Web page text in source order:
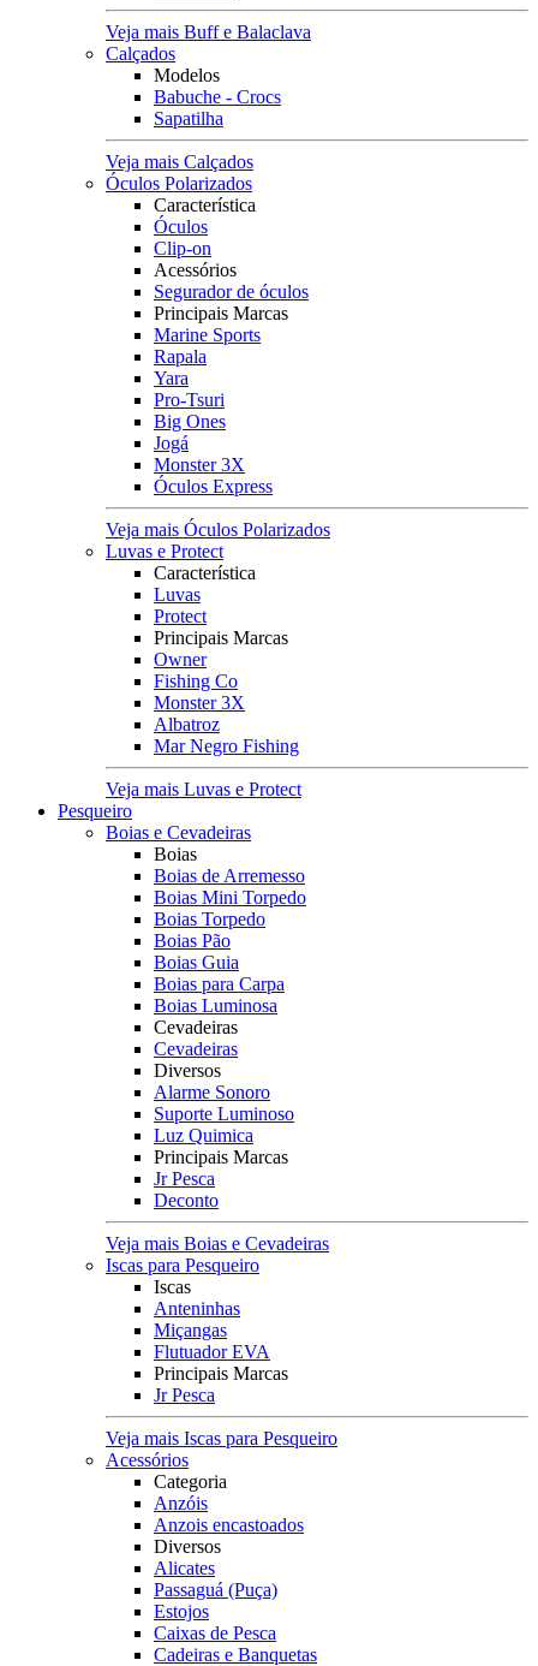
Veja mais Buff e Balaclava
Calçados
Modelos
Babuche - Crocs
Sapatilha
Veja mais Calçados
Óculos Polarizados
Característica
Óculos
Clip-on
Acessórios
Segurador de óculos
Principais Marcas
Marine Sports
Rapala
Yara
Pro-Tsuri
Big Ones
Jogá
Monster 3X
Óculos Express
Veja mais Óculos Polarizados
Luvas e Protect
Característica
Luvas
Protect
Principais Marcas
Owner
Fishing Co
Monster 3X
Albatroz
Mar Negro Fishing
Veja mais Luvas e Protect
Pesqueiro
Boias e Cevadeiras
Boias
Boias de Arremesso
Boias Mini Torpedo
Boias Torpedo
Boias Pão
Boias Guia
Boias para Carpa
Boias Luminosa
Cevadeiras
Cevadeiras
Diversos
Alarme Sonoro
Suporte Luminoso
Luz Quimica
Principais Marcas
Jr Pesca
Deconto
Veja mais Boias e Cevadeiras
Iscas para Pesqueiro
Iscas
Anteninhas
Miçangas
Flutuador EVA
Principais Marcas
Jr Pesca
Veja mais Iscas para Pesqueiro
Acessórios
Categoria
Anzóis
Anzois encastoados
Diversos
Alicates
Passaguá (Puça)
Estojos
Caixas de Pesca
Cadeiras e Banquetas